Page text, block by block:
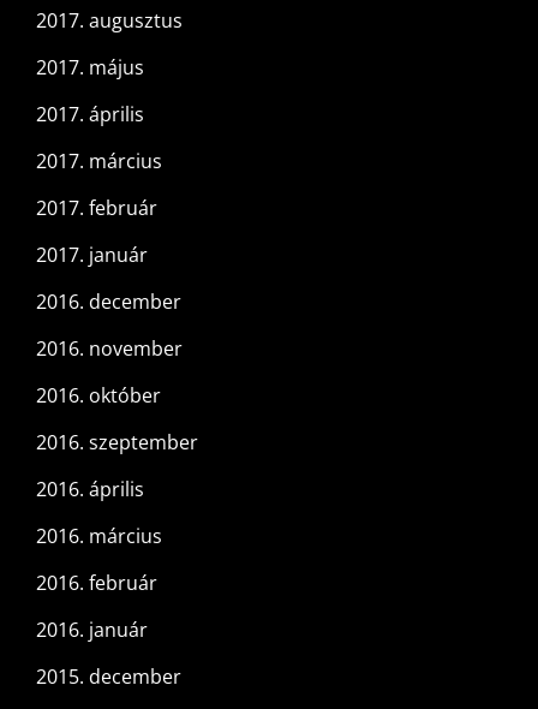
2017. augusztus
2017. május
2017. április
2017. március
2017. február
2017. január
2016. december
2016. november
2016. október
2016. szeptember
2016. április
2016. március
2016. február
2016. január
2015. december